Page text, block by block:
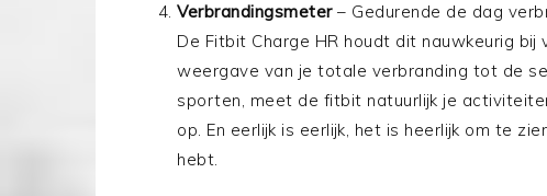
Verbrandingsmeter– Gedurende de dag
De Fitbit Charge HR houdt dit nauwkeurig
weergave van je totale verbranding tot de
sporten, meet de fitbit natuurlijk je
op. En eerlijk is eerlijk, het is heerlijk om te
hebt.